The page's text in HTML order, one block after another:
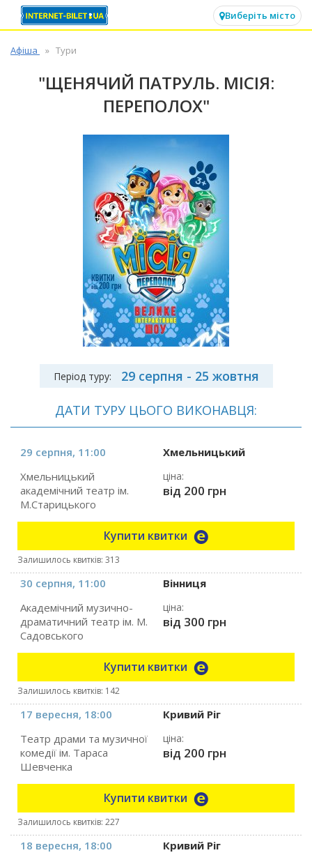
Виберіть місто
Афіша Тури
"ЩЕНЯЧИЙ ПАТРУЛЬ. МІСІЯ:
ПЕРЕПОЛОХ"
Період туру: 29 серпня - 25 жовтня
ДАТИ ТУРУ ЦЬОГО ВИКОНАВЦЯ:
29 серпня, 11:00
Хмельницький
Хмельницький
академічний театр ім.
М.Старицького
ціна:
від 200 грн
Купити квитки
Залишилось квитків: 313
30 серпня, 11:00
Вінниця
Академічний музично-
драматичний театр ім. М.
Садовського
ціна:
від 300 грн
Купити квитки
Залишилось квитків: 142
17 вересня, 18:00
Кривий Ріг
Театр драми та музичної
комедії ім. Тараса
Шевченка
ціна:
від 200 грн
Купити квитки
Залишилось квитків: 227
18 вересня, 18:00
Кривий Ріг